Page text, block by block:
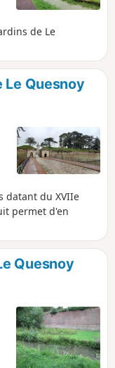
de Le
Quesnoy
datant du XVIIe
permet d'en
Quesnoy